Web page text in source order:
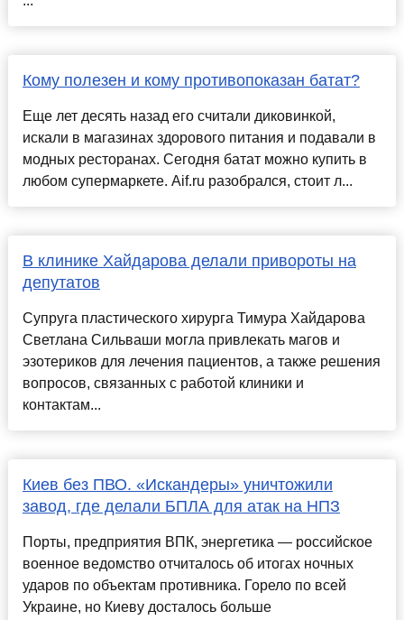
Кому полезен и кому противопоказан батат?
Еще лет десять назад его считали диковинкой,
искали в магазинах здорового питания и подавали в
модных ресторанах. Сегодня батат можно купить в
любом супермаркете. Aif.ru разобрался, стоит л...
В клинике Хайдарова делали привороты на
депутатов
Супруга пластического хирурга Тимура Хайдарова
Светлана Сильваши могла привлекать магов и
эзотериков для лечения пациентов, а также решения
вопросов, связанных с работой клиники и
контактам...
Киев без ПВО. «Искандеры» уничтожили
завод, где делали БПЛА для атак на НПЗ
Порты, предприятия ВПК, энергетика — российское
военное ведомство отчиталось об итогах ночных
ударов по объектам противника. Горело по всей
Украине, но Киеву досталось больше